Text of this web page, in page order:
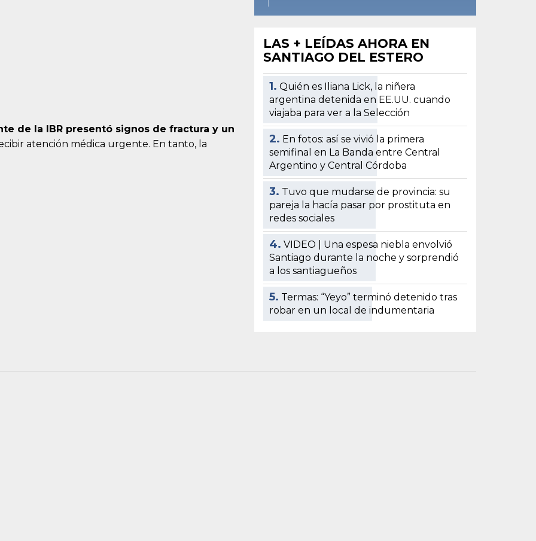
de la IBR presentó signos de fractura y un
atención médica urgente. En tanto, la
LAS + LEÍDAS AHORA EN
SANTIAGO DEL ESTERO
1. Quién es Iliana Lick, la niñera
argentina detenida en EE.UU. cuando
viajaba para ver a la Selección
2. En fotos: así se vivió la primera
semifinal en La Banda entre Central
Argentino y Central Córdoba
3. Tuvo que mudarse de provincia: su
pareja la hacía pasar por prostituta en
redes sociales
4. VIDEO | Una espesa niebla envolvió
Santiago durante la noche y sorprendió
a los santiagueños
5. Termas: “Yeyo” terminó detenido tras
robar en un local de indumentaria